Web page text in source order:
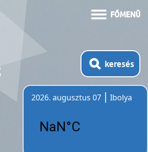
FŐMENÜ
keresés
2026. augusztus 07
Ibolya